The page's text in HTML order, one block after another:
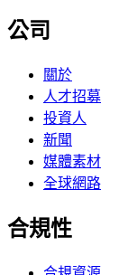
公司
關於
人才招募
投資人
新聞
媒體素材
全球網路
合規性